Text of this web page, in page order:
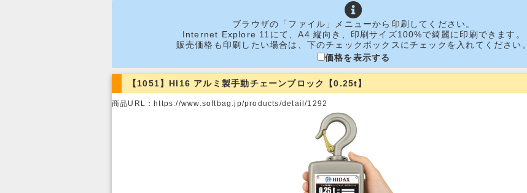
ブラウザの「ファイル」メニューから印刷してください。
Internet Explore 11にて、A4 縦向き、印刷サイズ100%で綺麗に印刷できます。
販売価格も印刷したい場合は、下のチェックボックスにチェックを入れてください。
価格を表示する
【1051】HI16 アルミ製手動チェーンブロック【0.25t】
商品URL：https://www.softbag.jp/products/detail/1292